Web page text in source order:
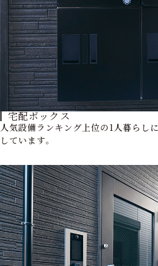
宅配ボックス
人気設備ランキング上位の1人暮らし
しています。